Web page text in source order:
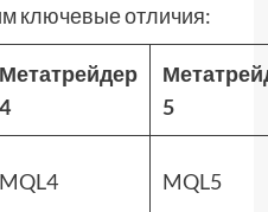
ключевые отличия:
Метатрейдер
4
5
MQL4 MQL5